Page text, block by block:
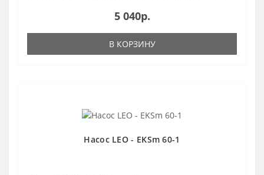
5 040р.
В КОРЗИНУ
Насос LEO - EKSm 60-1